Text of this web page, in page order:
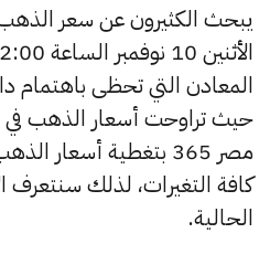
يبحث الكثيرون عن سعر الذهب
المعادن التي تحظى باهتمام
حيث تراوحت أسعار الذهب في
مصر 365 بتغطية أسعار
كافة التغيرات، لذلك
الحالية.